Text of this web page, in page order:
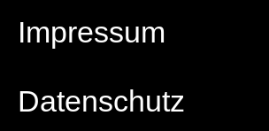
Impressum
Datenschutz